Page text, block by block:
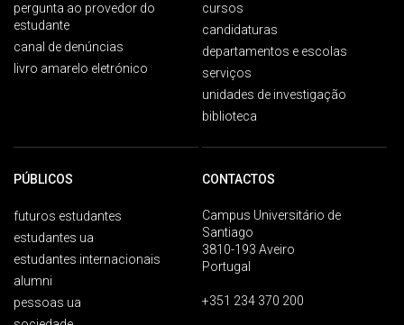
pergunta ao provedor do
estudante
canal de denúncias
livro amarelo eletrónico
cursos
candidaturas
departamentos e escolas
serviços
unidades de investigação
biblioteca
PÚBLICOS
futuros estudantes
estudantes ua
estudantes internacionais
alumni
pessoas ua
CONTACTOS
Campus Universitário de
Santiago
3810-193 Aveiro
Portugal
+351 234 370 200